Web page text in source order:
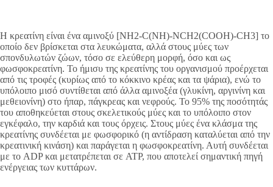
Η κρεατίνη είναι ένα αμινοξύ [NH2-C(NH)-NCH2(COOH)-CH3] το
οποίο δεν βρίσκεται στα λευκώματα, αλλά στους μύες των
σπονδυλωτών ζώων, τόσο σε ελεύθερη μορφή, όσο και ως
φωσφοκρεατίνη. Το ήμισυ της κρεατίνης του οργανισμού προέρχεται
από τις τροφές (κυρίως από το κόκκινο κρέας και τα ψάρια), ενώ το
υπόλοιπο μισό συντίθεται από άλλα αμινοξέα (γλυκίνη, αργινίνη και
μεθειονίνη) στο ήπαρ, πάγκρεας και νεφρούς. Το 95% της ποσότητάς
του αποθηκεύεται στους σκελετικούς μύες και το υπόλοιπο στον
εγκέφαλο, την καρδιά και τους όρχεις. Στους μύες ένα κλάσμα της
κρεατίνης συνδέεται με φωσφορικό (η αντίδραση καταλύεται από την
κρεατινική κινάση) και παράγεται η φωσφοκρεατίνη. Αυτή συνδέεται
με το ADP και μετατρέπεται σε ATP, που αποτελεί σημαντική πηγή
ενέργειας των κυττάρων.